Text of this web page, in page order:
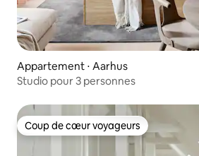
Appartement ⋅ Aarhus
Studio pour 3 personnes
Coup de cœur voyageurs
Coup de cœur voyageurs